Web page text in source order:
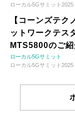
ローカル5Gサミット2025
【コーンズテ
ットワークテス
MTS5800のご
ローカル5Gサミット
ローカル5Gサミット2025